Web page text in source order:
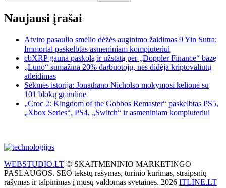
Naujausi įrašai
Atviro pasaulio smėlio dėžės auginimo žaidimas 9 Yin Sutra:
Immortal paskelbtas asmeniniam kompiuteriui
cbXRP gauna paskolą ir užstatą per „Doppler Finance“ bazę
„Luno“ sumažina 20% darbuotojų, nes didėja kriptovaliutų
atleidimas
Sėkmės istorija: Jonathano Nicholso mokymosi kelionė su
101 blokų grandine
„Croc 2: Kingdom of the Gobbos Remaster“ paskelbtas PS5,
„Xbox Series“, PS4, „Switch“ ir asmeniniam kompiuteriui
WEBSTUDIO.LT © SKAITMENINIO MARKETINGO
PASLAUGOS. SEO tekstų rašymas, turinio kūrimas, straipsnių
rašymas ir talpinimas į mūsų valdomas svetaines. 2026 ITLINE.LT